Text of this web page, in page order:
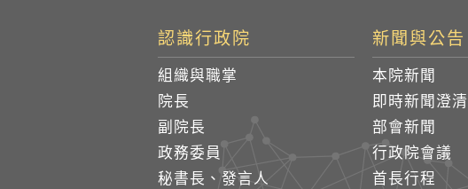
認識行政院
組織與職掌
院長
副院長
政務委員
秘書長、發言人
新聞與公告
本院新聞
即時新聞澄清
部會新聞
行政院會議
首長行程